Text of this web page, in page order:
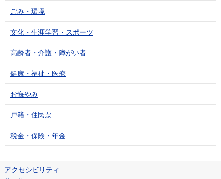
ごみ・環境
文化・生涯学習・スポーツ
高齢者・介護・障がい者
健康・福祉・医療
お悔やみ
戸籍・住民票
税金・保険・年金
アクセシビリティ